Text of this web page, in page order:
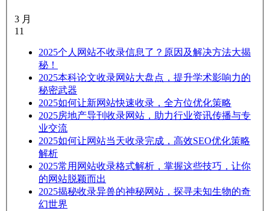
3 月
11
2025个人网站不收录信息了？原因及解决方法大揭
秘！
2025本科论文收录网站大盘点，提升学术影响力的
秘密武器
2025如何让新网站快速收录，全方位优化策略
2025房地产导刊收录网站，助力行业资讯传播与专
业交流
2025如何让网站当天收录完成，高效SEO优化策略
解析
2025常用网站收录格式解析，掌握这些技巧，让你
的网站脱颖而出
2025揭秘收录异兽的神秘网站，探寻未知生物的奇
幻世界